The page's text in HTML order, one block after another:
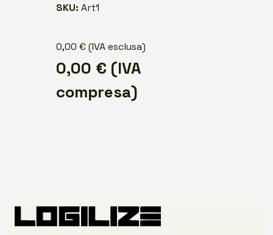
SKU: Art1
0,00€ (IVA esclusa)
0,00 € (IVA
compresa)